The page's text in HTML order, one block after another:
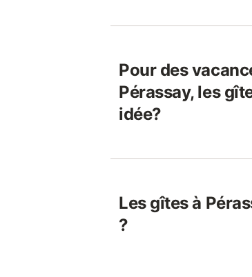
Pour des
Pérassay, les
idée?
Les gîtes à
?